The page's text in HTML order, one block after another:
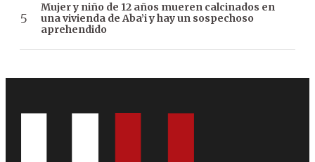
Mujer y niño de 12 años mueren calcinados en
una vivienda de Aba’i y hay un sospechoso
aprehendido